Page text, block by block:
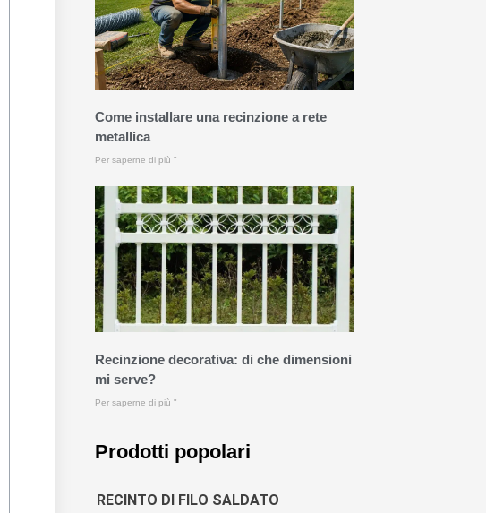
Come installare una recinzione a rete
metallica
Per saperne di più "
Recinzione decorativa: di che dimensioni
mi serve?
Per saperne di più "
Prodotti popolari
RECINTO DI FILO SALDATO